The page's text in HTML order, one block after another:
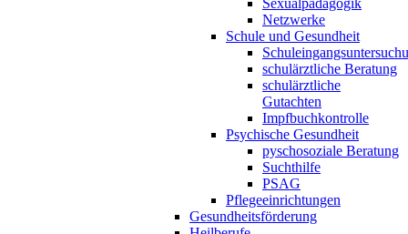
Sexualpädagogik
Netzwerke
Schule und Gesundheit
schulärztliche Beratung
schulärztliche
Gutachten
Impfbuchkontrolle
Psychische Gesundheit
pyschosoziale Beratung
Suchthilfe
PSAG
Pflegeeinrichtungen
Gesundheitsförderung